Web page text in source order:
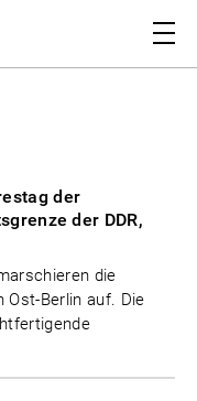
der
der DDR,
die
Ost-Berlin auf. Die